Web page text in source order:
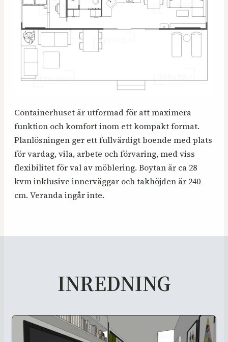
Containerhuset är utformad för att maximera
funktion och komfort inom ett kompakt format.
Planlösningen ger ett fullvärdigt boende med plats
för vardag, vila, arbete och förvaring, med viss
flexibilitet för val av möblering. Boytan är ca 28
kvm inklusive innerväggar och takhöjden är 240
cm. Veranda ingår inte.
INREDNING